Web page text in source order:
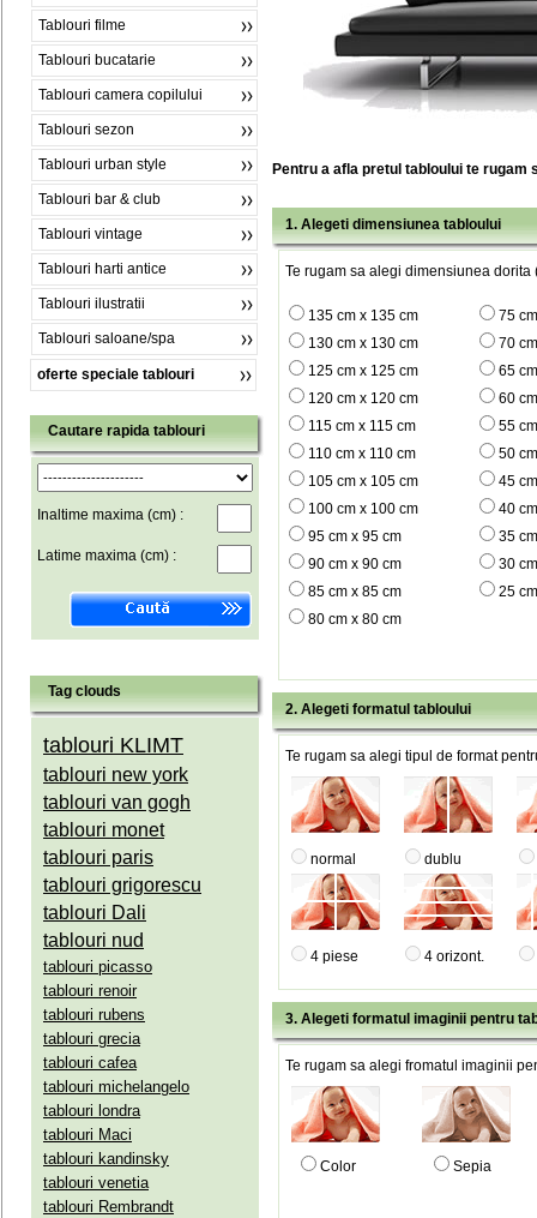
Tablouri filme
Tablouri bucatarie
Tablouri camera copilului
Tablouri sezon
Tablouri urban style
Tablouri bar & club
Tablouri vintage
Tablouri harti antice
Tablouri ilustratii
Tablouri saloane/spa
oferte speciale tablouri
Cautare rapida tablouri
Inaltime maxima (cm) :
Latime maxima (cm) :
Tag clouds
tablouri KLIMT
tablouri new york
tablouri van gogh
tablouri monet
tablouri paris
tablouri grigorescu
tablouri Dali
tablouri nud
tablouri picasso
tablouri renoir
tablouri rubens
tablouri grecia
tablouri cafea
tablouri michelangelo
tablouri londra
tablouri Maci
tablouri kandinsky
tablouri venetia
tablouri Rembrandt
Pentru a afla pretul tabloului te rugam
1. Alegeti dimensiunea tabloului
Te rugam sa alegi dimensiunea dorita
135 cm x 135 cm
75
130 cm x 130 cm
70
125 cm x 125 cm
65
120 cm x 120 cm
60
115 cm x 115 cm
55
110 cm x 110 cm
50
105 cm x 105 cm
45
100 cm x 100 cm
40
95 cm x 95 cm
35
90 cm x 90 cm
30
85 cm x 85 cm
25
80 cm x 80 cm
2. Alegeti formatul tabloului
Te rugam sa alegi tipul de format
normal dublu
4 piese 4 orizont.
3. Alegeti formatul imaginii pentru
Te rugam sa alegi fromatul imaginii
Color Sepia